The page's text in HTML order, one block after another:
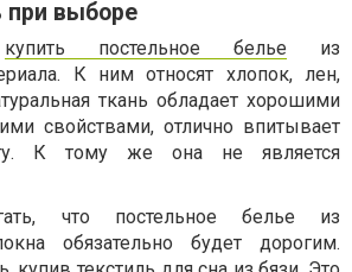
при выборе
купить постельное белье из
К ним относят хлопок, лен,
ткань обладает хорошими
свойствами, отлично впитывает
К тому же она не является
что постельное белье из
обязательно будет дорогим.